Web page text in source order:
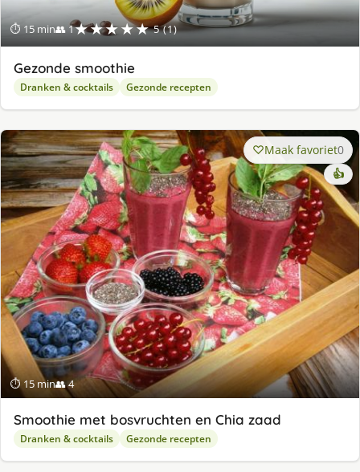
⏱ 15 min👥 1★★★★★ 5 (1)
Gezonde smoothie
Dranken & cocktails Gezonde recepten
⏱ 15 min👥 4
Maak favoriet0
👍
Smoothie met bosvruchten en Chia zaad
Dranken & cocktails Gezonde recepten